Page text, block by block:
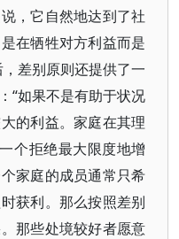
，它自然地达到了社
在牺牲对方利益而是
差别原则还提供了一
“如果不是有助于状况
的利益。家庭在其理
个拒绝最大限度地增
家庭的成员通常只希
获利。那么按照差别
那些处境较好者愿意